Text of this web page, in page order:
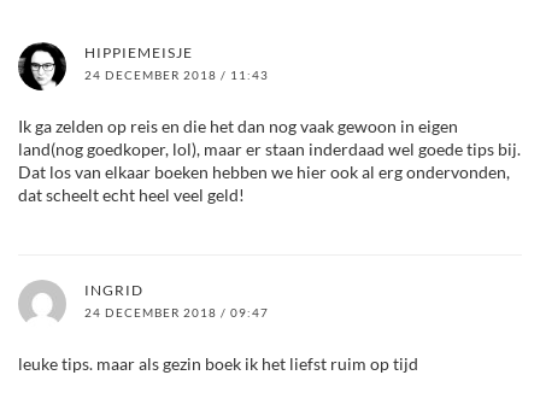
HIPPIEMEISJE
24 DECEMBER 2018 / 11:43
Ik ga zelden op reis en die het dan nog vaak gewoon in eigen
land(nog goedkoper, lol), maar er staan inderdaad wel goede tips bij.
Dat los van elkaar boeken hebben we hier ook al erg ondervonden,
dat scheelt echt heel veel geld!
INGRID
24 DECEMBER 2018 / 09:47
leuke tips. maar als gezin boek ik het liefst ruim op tijd